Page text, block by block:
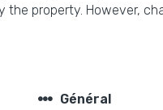
the property. However,
steppers Général